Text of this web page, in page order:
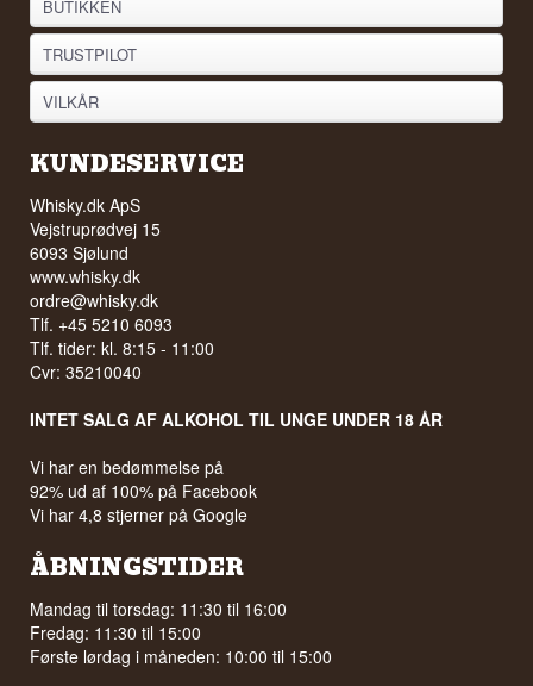
BUTIKKEN
TRUSTPILOT
VILKÅR
KUNDESERVICE
Whisky.dk ApS
Vejstruprødvej 15
6093 Sjølund
www.whisky.dk
ordre@whisky.dk
Tlf. +45 5210 6093
Tlf. tider: kl. 8:15 - 11:00
Cvr: 35210040
INTET SALG AF ALKOHOL TIL UNGE UNDER 18 ÅR
Vi har en bedømmelse på
92% ud af 100% på Facebook
Vi har 4,8 stjerner på Google
ÅBNINGSTIDER
Mandag til torsdag: 11:30 til 16:00
Fredag: 11:30 til 15:00
Første lørdag i måneden: 10:00 til 15:00